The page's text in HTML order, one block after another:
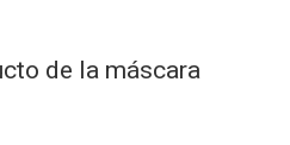
de la máscara